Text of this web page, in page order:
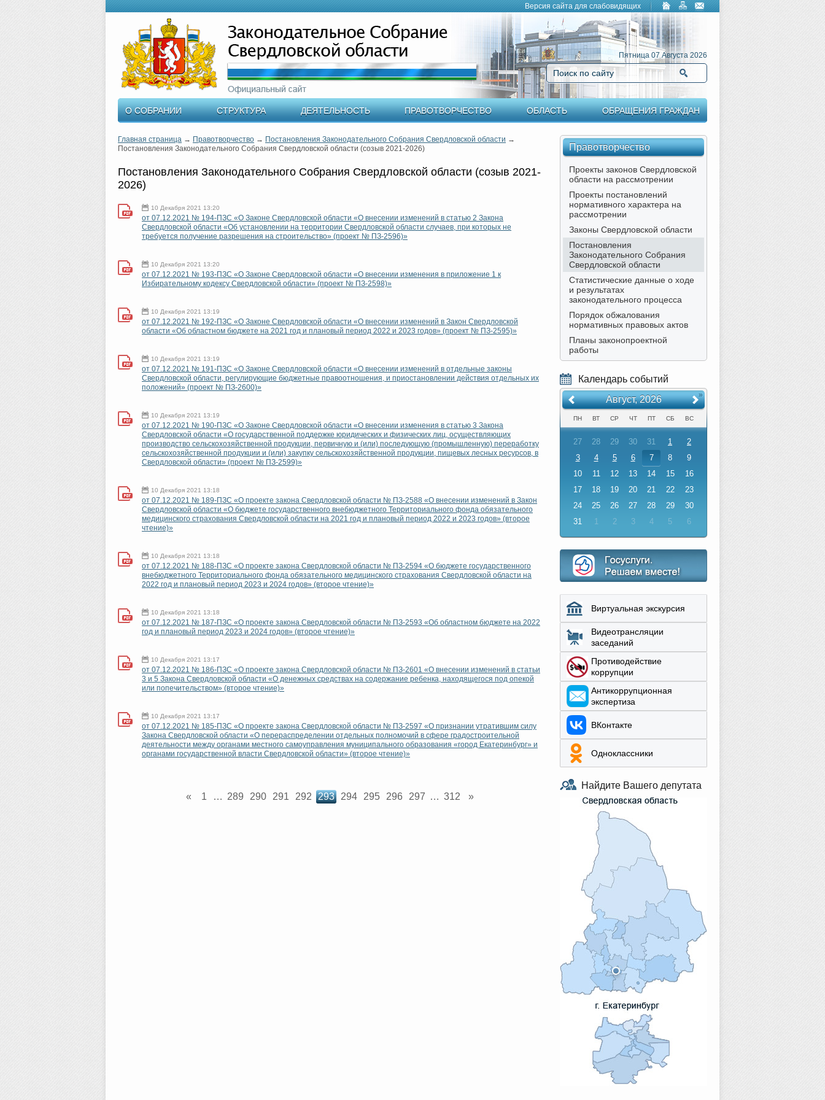
Версия сайта для слабовидящих
Пятница 07 Августа 2026
Поиск по сайту
О СОБРАНИИ СТРУКТУРА ДЕЯТЕЛЬНОСТЬ ПРАВОТВОРЧЕСТВО ОБЛАСТЬ ОБРАЩЕНИЯ ГРАЖДАН
Главная страница → Правотворчество → Постановления Законодательного Собрания Свердловской области →
Постановления Законодательного Собрания Свердловской области (созыв 2021-2026)
Постановления Законодательного Собрания Свердловской области (созыв 2021-
2026)
10 Декабря 2021 13:20
от 07.12.2021 № 194-ПЗС «О Законе Свердловской области «О внесении изменений в статью 2 Закона
Свердловской области «Об установлении на территории Свердловской области случаев, при которых не
требуется получение разрешения на строительство» (проект № ПЗ-2596)»
10 Декабря 2021 13:20
от 07.12.2021 № 193-ПЗС «О Законе Свердловской области «О внесении изменения в приложение 1 к
Избирательному кодексу Свердловской области» (проект № ПЗ-2598)»
10 Декабря 2021 13:19
от 07.12.2021 № 192-ПЗС «О Законе Свердловской области «О внесении изменений в Закон Свердловской
области «Об областном бюджете на 2021 год и плановый период 2022 и 2023 годов» (проект № ПЗ-2595)»
10 Декабря 2021 13:19
от 07.12.2021 № 191-ПЗС «О Законе Свердловской области «О внесении изменений в отдельные законы
Свердловской области, регулирующие бюджетные правоотношения, и приостановлении действия отдельных их
положений» (проект № ПЗ-2600)»
10 Декабря 2021 13:19
от 07.12.2021 № 190-ПЗС «О Законе Свердловской области «О внесении изменения в статью 3 Закона
Свердловской области «О государственной поддержке юридических и физических лиц, осуществляющих
производство сельскохозяйственной продукции, первичную и (или) последующую (промышленную) переработку
сельскохозяйственной продукции и (или) закупку сельскохозяйственной продукции, пищевых лесных ресурсов, в
Свердловской области» (проект № ПЗ-2599)»
10 Декабря 2021 13:18
от 07.12.2021 № 189-ПЗС «О проекте закона Свердловской области № ПЗ-2588 «О внесении изменений в Закон
Свердловской области «О бюджете государственного внебюджетного Территориального фонда обязательного
медицинского страхования Свердловской области на 2021 год и плановый период 2022 и 2023 годов» (второе
чтение)»
10 Декабря 2021 13:18
от 07.12.2021 № 188-ПЗС «О проекте закона Свердловской области № ПЗ-2594 «О бюджете государственного
внебюджетного Территориального фонда обязательного медицинского страхования Свердловской области на
2022 год и плановый период 2023 и 2024 годов» (второе чтение)»
10 Декабря 2021 13:18
от 07.12.2021 № 187-ПЗС «О проекте закона Свердловской области № ПЗ-2593 «Об областном бюджете на 2022
год и плановый период 2023 и 2024 годов» (второе чтение)»
10 Декабря 2021 13:17
от 07.12.2021 № 186-ПЗС «О проекте закона Свердловской области № ПЗ-2601 «О внесении изменений в статьи
3 и 5 Закона Свердловской области «О денежных средствах на содержание ребенка, находящегося под опекой
или попечительством» (второе чтение)»
10 Декабря 2021 13:17
от 07.12.2021 № 185-ПЗС «О проекте закона Свердловской области № ПЗ-2597 «О признании утратившим силу
Закона Свердловской области «О перераспределении отдельных полномочий в сфере градостроительной
деятельности между органами местного самоуправления муниципального образования «город Екатеринбург» и
органами государственной власти Свердловской области» (второе чтение)»
« 1 … 289 290 291 292 293 294 295 296 297 … 312 »
Правотворчество
Проекты законов Свердловской
области на рассмотрении
Проекты постановлений
нормативного характера на
рассмотрении
Законы Свердловской области
Постановления
Законодательного Собрания
Свердловской области
Статистические данные о ходе
и результатах
законодательного процесса
Порядок обжалования
нормативных правовых актов
Планы законопроектной
работы
Календарь событий
Август, 2026 »
ПН ВТ СР ЧТ ПТ СБ ВС
27 28 29 30 31 1
2
3
4 5 6 7 8
9
10
11 12 13 14 15
16
17
18 19 20 21 22
23
24
25 26 27 28 29
30
31
1 2 3 4 5 6
Виртуальная экскурсия
Видеотрансляции
заседаний
Противодействие
коррупции
Aнтикоррупционная
экспертиза
ВКонтакте
Одноклассники
Найдите Вашего депутата